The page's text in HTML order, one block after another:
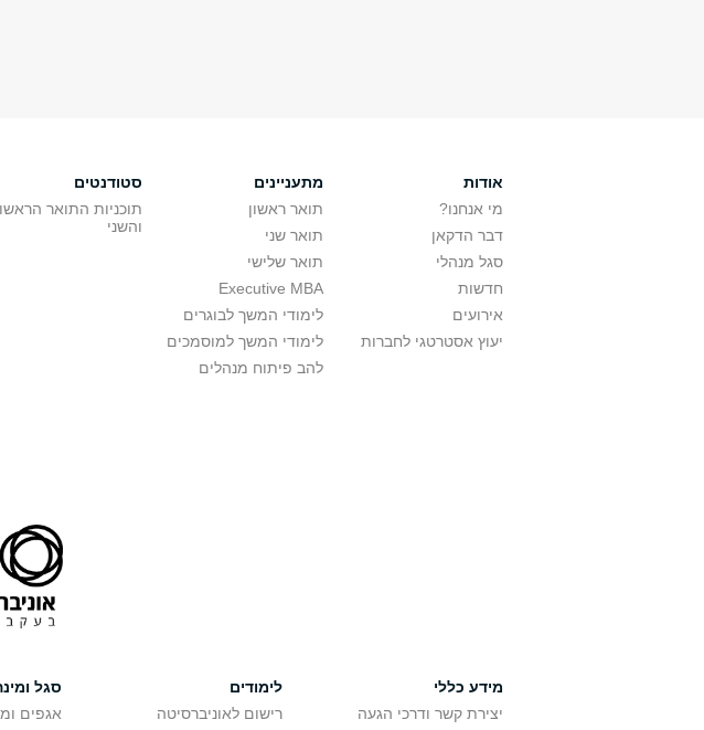
אודות
מי אנחנו?
דבר הדקאן
סגל מנהלי
חדשות
אירועים
יעוץ אסטרטגי לחברות
מתעניינים
תואר ראשון
תואר שני
תואר שלישי
Executive MBA
לימודי המשך לבוגרים
לימודי המשך למוסמכים
להב פיתוח מנהלים
סטודנטים
תוכניות התואר
והשני
מידע כללי
יצירת קשר ודרכי הגעה
לימודים
רישום לאוניברסיטה
סגל
אגפים